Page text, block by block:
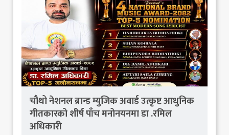
चौथो नेशनल ब्रान्ड म्युजिक अवार्ड उत्कृष्ट आधुनिक
गीतकारको शीर्ष पाँच मनोनयनमा डा .रमिल
अधिकारी